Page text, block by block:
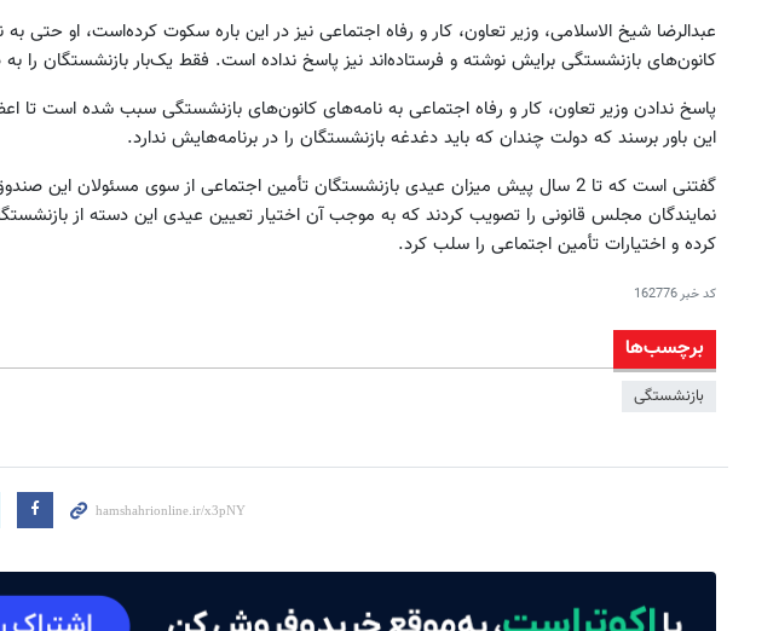
عبدالرضا شیخ الاسلامی، وزیر تعاون، کار و رفاه اجتماعی نیز در این باره سکوت کرده‌است، او حتی
کانون‌های بازنشستگی برایش نوشته و فرستاده‌اند نیز پاسخ نداده است. فقط یک‌بار بازنشستگان را
پاسخ ندادن وزیر تعاون، کار و رفاه اجتماعی به نامه‌های کانون‌های بازنشستگی سبب شده است تا
این باور برسند که دولت چندان که باید دغدغه بازنشستگان را در برنامه‌هایش ندارد.
گفتنی است که تا 2 سال پیش میزان عیدی بازنشستگان تأمین اجتماعی از سوی مسئولان این
نمایندگان مجلس قانونی را تصویب کردند که به موجب آن اختیار تعیین عیدی این دسته از
کرده و اختیارات تأمین اجتماعی را سلب کرد.
کد خبر162776
برچسب‌ها
بازنشستگی